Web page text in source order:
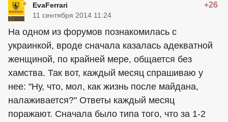
EvaFerrari +26
11 сентября 2014 11:24
На одном из форумов познакомилась с
украинкой, вроде сначала казалась адекватной
женщиной, по крайней мере, общается без
хамства. Так вот, каждый месяц спрашиваю у
нее: "Ну, что, мол, как жизнь после майдана,
налаживается?" Ответы каждый месяц
поражают. Сначала было типа того, что за 1-2